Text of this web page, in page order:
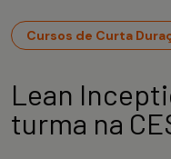
Cursos de Curta
Lean
turma na